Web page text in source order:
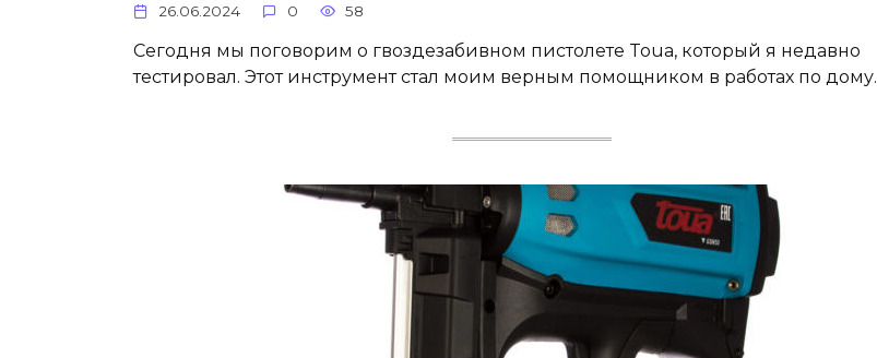
26.06.2024 0 58
Сегодня мы поговорим о гвоздезабивном пистолете Toua, который я недавно
тестировал. Этот инструмент стал моим верным помощником в работах по дому.